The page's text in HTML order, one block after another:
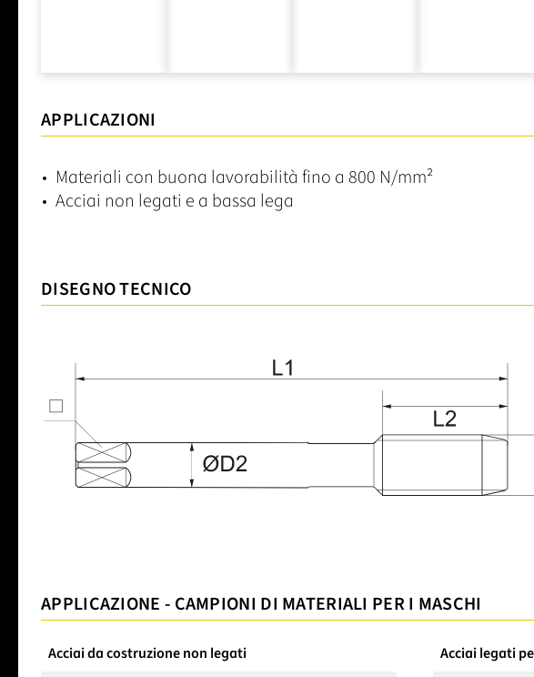
APPLICAZIONI
Materiali con buona lavorabilità fino a 800 N/mm²
Acciai non legati e a bassa lega
DISEGNO TECNICO
APPLICAZIONE - CAMPIONI DI MATERIALI PER I MASCHI
Acciai da costruzione non legati Acciai legati